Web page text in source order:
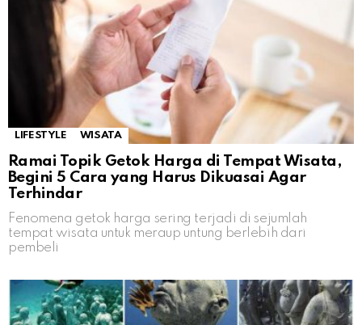
LIFESTYLE WISATA
Ramai Topik Getok Harga di Tempat Wisata,
Begini 5 Cara yang Harus Dikuasai Agar
Terhindar
Fenomena getok harga sering terjadi di sejumlah
tempat wisata untuk meraup untung berlebih dari
pembeli